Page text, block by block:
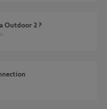
Outdoor 2 ?